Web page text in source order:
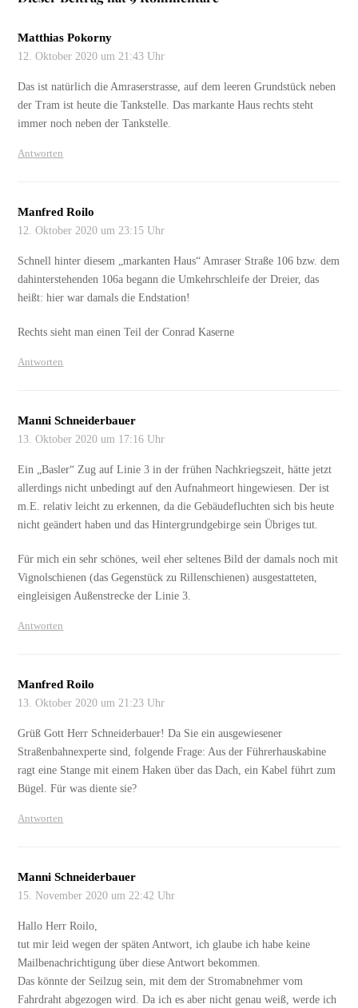
Matthias Pokorny
12. Oktober 2020 um 21:43 Uhr
Das ist natürlich die Amraserstrasse, auf dem leeren Grundstück neben
der Tram ist heute die Tankstelle. Das markante Haus rechts steht
immer noch neben der Tankstelle.
Antworten
Manfred Roilo
12. Oktober 2020 um 23:15 Uhr
Schnell hinter diesem „markanten Haus“ Amraser Straße 106 bzw. dem
dahinterstehenden 106a begann die Umkehrschleife der Dreier, das
heißt: hier war damals die Endstation!
Rechts sieht man einen Teil der Conrad Kaserne
Antworten
Manni Schneiderbauer
13. Oktober 2020 um 17:16 Uhr
Ein „Basler“ Zug auf Linie 3 in der frühen Nachkriegszeit, hätte jetzt
allerdings nicht unbedingt auf den Aufnahmeort hingewiesen. Der ist
m.E. relativ leicht zu erkennen, da die Gebäudefluchten sich bis heute
nicht geändert haben und das Hintergrundgebirge sein Übriges tut.
Für mich ein sehr schönes, weil eher seltenes Bild der damals noch mit
Vignolschienen (das Gegenstück zu Rillenschienen) ausgestatteten,
eingleisigen Außenstrecke der Linie 3.
Antworten
Manfred Roilo
13. Oktober 2020 um 21:23 Uhr
Grüß Gott Herr Schneiderbauer! Da Sie ein ausgewiesener
Straßenbahnexperte sind, folgende Frage: Aus der Führerhauskabine
ragt eine Stange mit einem Haken über das Dach, ein Kabel führt zum
Bügel. Für was diente sie?
Antworten
Manni Schneiderbauer
15. November 2020 um 22:42 Uhr
Hallo Herr Roilo,
tut mir leid wegen der späten Antwort, ich glaube ich habe keine
Mailbenachrichtigung über diese Antwort bekommen.
Das könnte der Seilzug sein, mit dem der Stromabnehmer vom
Fahrdraht abgezogen wird. Da ich es aber nicht genau weiß, werde ich